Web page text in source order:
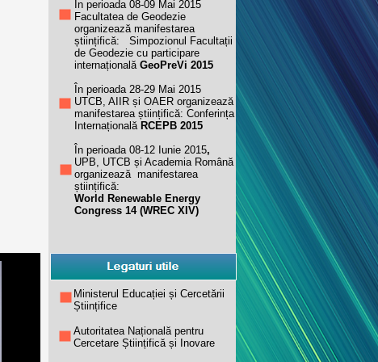
În perioada 08-09 Mai 2015
Facultatea de Geodezie
organizează manifestarea
științifică: Simpozionul Facultații
de Geodezie cu participare
internațională GeoPreVi 2015
În perioada 28-29 Mai 2015
UTCB, AIIR și OAER organizează
manifestarea științifică: Conferința
Internațională RCEPB 2015
În perioada 08-12 Iunie 2015,
UPB, UTCB și Academia Română
organizează manifestarea
științifică:
World Renewable Energy
Congress 14 (WREC XIV)
Ministerul Educației și Cercetării
Științifice
Autoritatea Națională pentru
Cercetare Științifică și Inovare